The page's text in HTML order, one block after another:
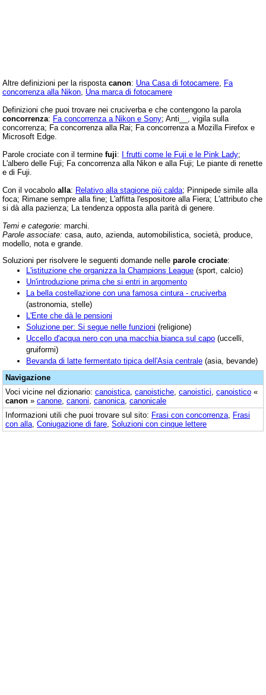
Altre definizioni per la risposta canon: Una Casa di fotocamere Fa
concorrenza alla Nikon Una marca di fotocamere
Definizioni che puoi trovare nei cruciverba e che contengono la parola
concorrenza: Fa concorrenza a Nikon e Sony; Anti__, vigila sulla
concorrenza; Fa concorrenza alla Rai; Fa concorrenza a Mozilla Firefox e
Microsoft Edge.
Parole crociate con il termine fuji: I frutti come le Fuji e le Pink Lady;
L'albero delle Fuji; Fa concorrenza alla Nikon e alla Fuji; Le piante di renette
e di Fuji.
Con il vocabolo alla: Relativo alla stagione più calda; Pinnipede simile alla
foca; Rimane sempre alla fine; L'affitta l'espositore alla Fiera; L'attributo che
si dà alla pazienza; La tendenza opposta alla parità di genere.
Temi e categorie: marchi.
Parole associate: casa, auto, azienda, automobilistica, società, produce,
modello, nota e grande.
Soluzioni per risolvere le seguenti domande nelle parole crociate:
L'istituzione che organizza la Champions League (sport, calcio)
Un'introduzione prima che si entri in argomento
La bella costellazione con una famosa cintura - cruciverba
(astronomia, stelle)
L'Ente che dà le pensioni
Soluzione per: Si segue nelle funzioni (religione)
Uccello d'acqua nero con una macchia bianca sul capo (uccelli,
gruiformi)
Bevanda di latte fermentato tipica dell'Asia centrale (asia, bevande)
Navigazione
Voci vicine nel dizionario: canoistica canoistiche canoistici canoistico «
canon » canone canoni canonica canonicale
Informazioni utili che puoi trovare sul sito: Frasi con concorrenza Frasi
con alla Coniugazione di fare Soluzioni con cinque lettere